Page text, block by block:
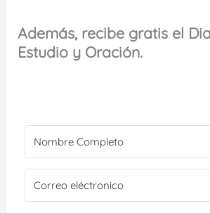
Además, recibe gratis el
Estudio y Oración.